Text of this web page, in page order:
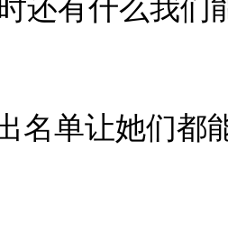
还有什么我
名单让她们都